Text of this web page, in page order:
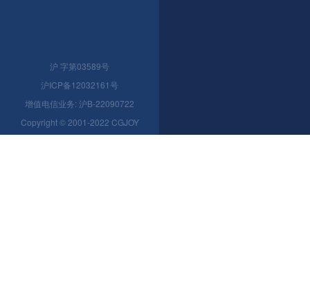
沪 字第03589号
沪ICP备12032161号
增值电信业务: 沪B-22090722
Copyright © 2001-2022 CGJOY